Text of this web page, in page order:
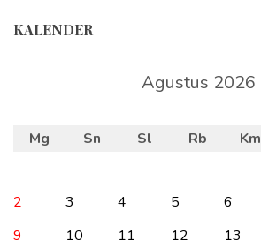
KALENDER
Agustus 2026
Mg Sn Sl Rb Km
2
3 4 5 6
9
10 11 12 13